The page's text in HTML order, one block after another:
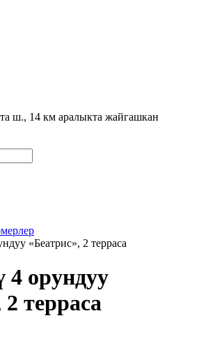
ш., 14 км аралыкта жайгашкан
«Беатрис», 2 терраса
4 орундуу
терраса